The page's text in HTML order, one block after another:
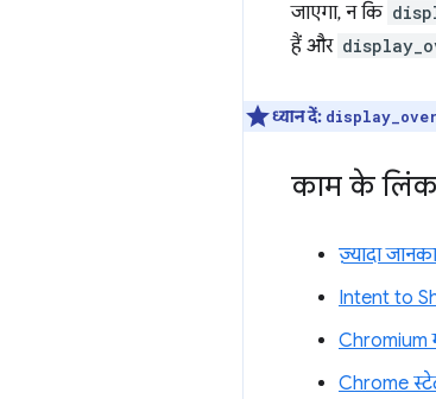
जाएगा, न कि
हैं और
ध्यान दें:
काम के
ज़्यादा
Intent to
Chromium
Chrome